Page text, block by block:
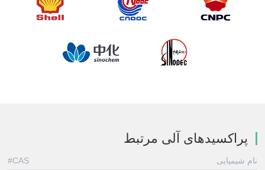
پراکسیدهای آلی مرتبط
نام شیمیایی CAS#